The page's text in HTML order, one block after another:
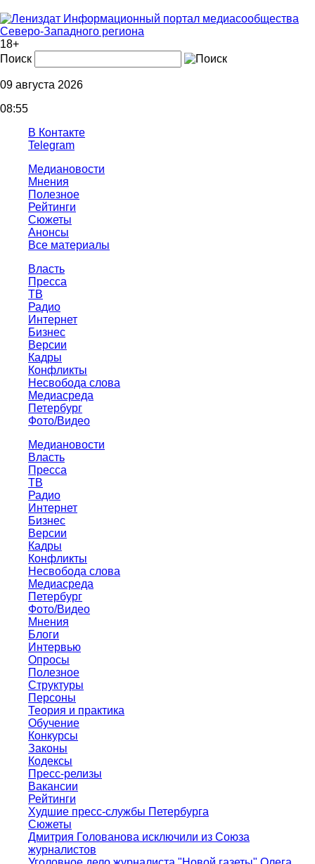
Информационный портал медиасообщества
Северо-Западного региона
18+
Поиск
09 августа 2026
08:55
В Контакте
Telegram
Медиановости
Мнения
Полезное
Рейтинги
Сюжеты
Анонсы
Все материалы
Власть
Пресса
ТВ
Радио
Интернет
Бизнес
Версии
Кадры
Конфликты
Несвобода слова
Медиасреда
Петербург
Фото/Видео
Медиановости
Власть
Пресса
ТВ
Радио
Интернет
Бизнес
Версии
Кадры
Конфликты
Несвобода слова
Медиасреда
Петербург
Фото/Видео
Мнения
Блоги
Интервью
Опросы
Полезное
Структуры
Персоны
Теория и практика
Обучение
Конкурсы
Законы
Кодексы
Пресс-релизы
Вакансии
Рейтинги
Худшие пресс-службы Петербурга
Сюжеты
Дмитрия Голованова исключили из Союза
журналистов